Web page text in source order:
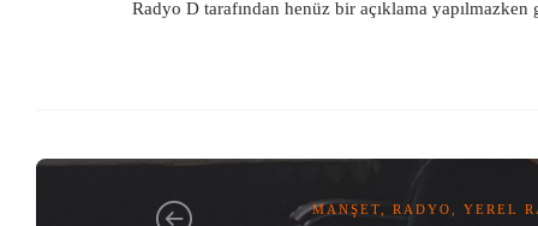
Radyo D tarafından henüz bir açıklama
MANŞET RADYO YEREL